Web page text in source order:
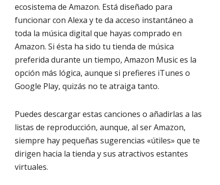
ecosistema de Amazon. Está diseñado para
funcionar con Alexa y te da acceso instantáneo a
toda la música digital que hayas comprado en
Amazon. Si ésta ha sido tu tienda de música
preferida durante un tiempo, Amazon Music es la
opción más lógica, aunque si prefieres iTunes o
Google Play, quizás no te atraiga tanto.
Puedes descargar estas canciones o añadirlas a las
listas de reproducción, aunque, al ser Amazon,
siempre hay pequeñas sugerencias «útiles» que te
dirigen hacia la tienda y sus atractivos estantes
virtuales.